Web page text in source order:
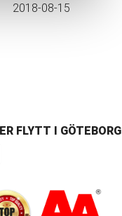
2018-08-15
FLYTT I GÖTEBORG